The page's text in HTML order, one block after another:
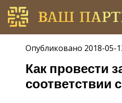
Опубликовано 2018-05-
Как провести
соответствии